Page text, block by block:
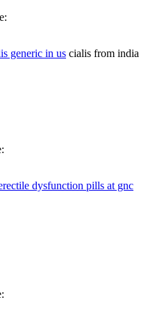
generic in us cialis from india
dysfunction pills at gnc